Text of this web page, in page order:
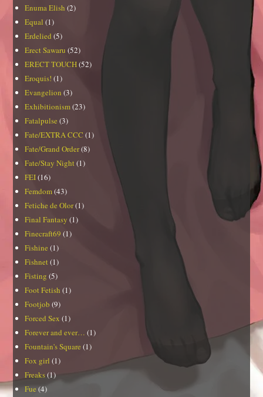
Enuma Elish (2)
Equal (1)
Erdelied (5)
Erect Sawaru (52)
ERECT TOUCH(52)
Eroquis! (1)
Evangelion (3)
Exhibitionism(23)
Fatalpulse (3)
Fate/EXTRA CCC (1)
Fate/Grand Order(8)
Fate/Stay Night (1)
FEI(16)
Femdom(43)
Fetiche de Olor(1)
Final Fantasy (1)
Finecraft69 (1)
Fishine (1)
Fishnet (1)
Fisting (5)
Foot Fetish (1)
Footjob (9)
Forced Sex (1)
Forever and ever… (1)
Fountain's Square (1)
Fox girl (1)
Freaks(1)
Fue(4)